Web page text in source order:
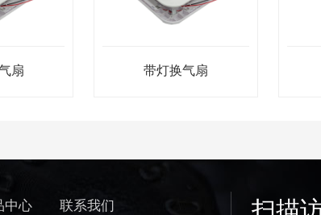
扇 带灯换气扇
中心 联系我们 扫描